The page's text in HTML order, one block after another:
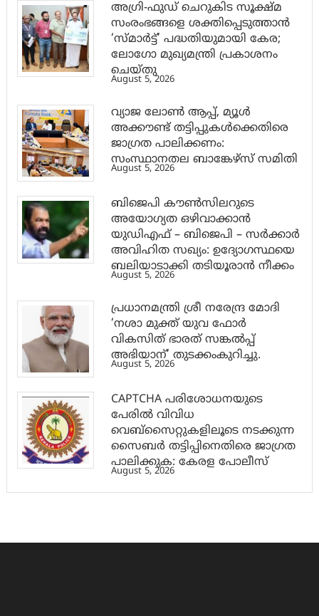
അഗ്രി-ഫുഡ് ചെറുകിട സൂക്ഷ്മ
സംരംഭങ്ങളെ ശക്തിപ്പെടുത്താന്‍
‘സ്മാര്‍ട്ട്’ പദ്ധതിയുമായി കേര;
ലോഗോ മുഖ്യമന്ത്രി പ്രകാശനം
ചെയ്തു
August 5, 2026
വ്യാജ ലോൺ ആപ്പ്, മ്യൂൾ
അക്കൗണ്ട് തട്ടിപ്പുകൾക്കെതിരെ
ജാ​ഗ്രത പാലിക്കണം:
സംസ്ഥാനതല ബാങ്കേഴ്സ് സമിതി
August 5, 2026
ബിജെപി കൗൺസിലറുടെ
അയോഗ്യത ഒഴിവാക്കാൻ
യുഡിഎഫ് – ബിജെപി – സർക്കാർ
അവിഹിത സഖ്യം: ഉദ്യോഗസ്ഥയെ
ബലിയാടാക്കി തടിയൂരാൻ നീക്കം
August 5, 2026
പ്രധാനമന്ത്രി ശ്രീ നരേന്ദ്ര മോദി
‘നശാ മുക്ത് യുവ ഫോർ
വികസിത് ഭാരത് സങ്കൽപ്പ്
അഭിയാന്’ തുടക്കംകുറിച്ചു.
August 5, 2026
CAPTCHA പരിശോധനയുടെ
പേരില്‍ വിവിധ
വെബ്സൈറ്റുകളിലൂടെ നടക്കുന്ന
സൈബര്‍ തട്ടിപ്പിനെതിരെ ജാഗ്രത
പാലിക്കുക: കേരള പോലീസ്
August 5, 2026